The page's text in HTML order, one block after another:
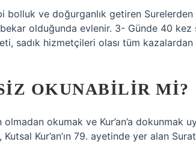
bolluk ve doğurganlık getiren
olduğunda evlenir. 3- Günde 40 kez
sadık hizmetçileri olası tüm kazalardan
OKUNABILIR MI?
olmadan okumak ve Kur’an’a dokunmak
Kur’an’ın 79. ayetinde yer alan Surat